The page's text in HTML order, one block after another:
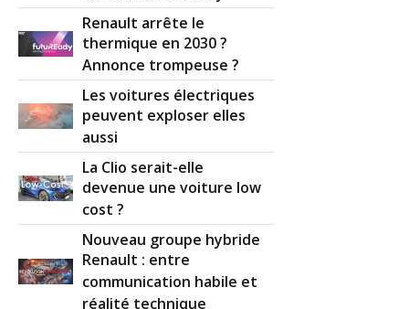
Renault arrête le
thermique en 2030 ?
Annonce trompeuse ?
Les voitures électriques
peuvent exploser elles
aussi
La Clio serait-elle
devenue une voiture low
cost ?
Nouveau groupe hybride
Renault : entre
communication habile et
réalité technique